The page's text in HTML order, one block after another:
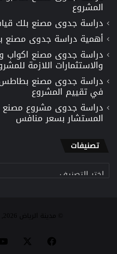
المشروع
دراسة جدوى مصنع بلك
أهمية دراسة جدوى مصنع
دراسة جدوى مصنع اكواب
والاستثمارات اللازمة
دراسة جدوى مصنع
في تقييم المشروع
دراسة جدوى مشروع مصنع
المستشار بسعر منافس
تصنيفات
تصنيفات
© مدينة الرياض 2026, All Rights Reserved
فيسبوك